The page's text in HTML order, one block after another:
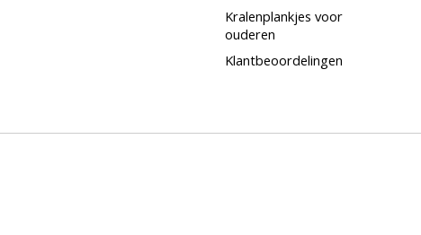
Kralenplankjes voor
ouderen
Klantbeoordelingen